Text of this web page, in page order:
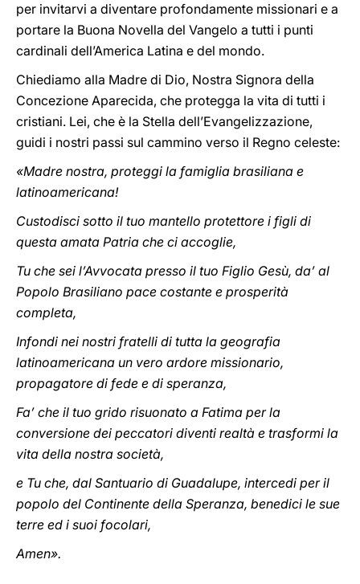
per invitarvi a diventare profondamente missionari e a
portare la Buona Novella del Vangelo a tutti i punti
cardinali dell’America Latina e del mondo.
Chiediamo alla Madre di Dio, Nostra Signora della
Concezione Aparecida, che protegga la vita di tutti i
cristiani. Lei, che è la Stella dell’Evangelizzazione,
guidi i nostri passi sul cammino verso il Regno celeste:
«Madre nostra, proteggi la famiglia brasiliana e
latinoamericana!
Custodisci sotto il tuo mantello protettore i figli di
questa amata Patria che ci accoglie,
Tu che sei l’Avvocata presso il tuo Figlio Gesù, da’ al
Popolo Brasiliano pace costante e prosperità
completa,
Infondi nei nostri fratelli di tutta la geografia
latinoamericana un vero ardore missionario,
propagatore di fede e di speranza,
Fa’ che il tuo grido risuonato a Fatima per la
conversione dei peccatori diventi realtà e trasformi la
vita della nostra società,
e Tu che, dal Santuario di Guadalupe, intercedi per il
popolo del Continente della Speranza, benedici le sue
terre ed i suoi focolari,
Amen».